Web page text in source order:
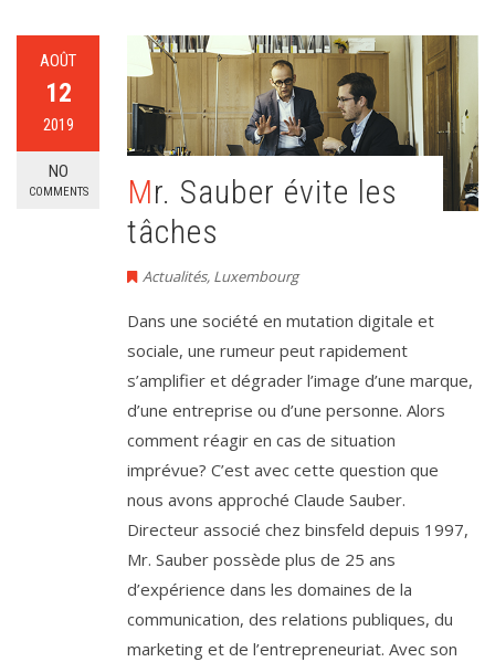
AOÛT
12
2019
NO
COMMENTS
Mr. Sauber évite les
tâches
Actualités, Luxembourg
Dans une société en mutation digitale et
sociale, une rumeur peut rapidement
s’amplifier et dégrader l’image d’une marque,
d’une entreprise ou d’une personne. Alors
comment réagir en cas de situation
imprévue? C’est avec cette question que
nous avons approché Claude Sauber.
Directeur associé chez binsfeld depuis 1997,
Mr. Sauber possède plus de 25 ans
d’expérience dans les domaines de la
communication, des relations publiques, du
marketing et de l’entrepreneuriat. Avec son